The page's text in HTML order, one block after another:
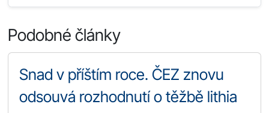
Podobné články
Snad v příštím roce. ČEZ znovu
odsouvá rozhodnutí o těžbě lithia